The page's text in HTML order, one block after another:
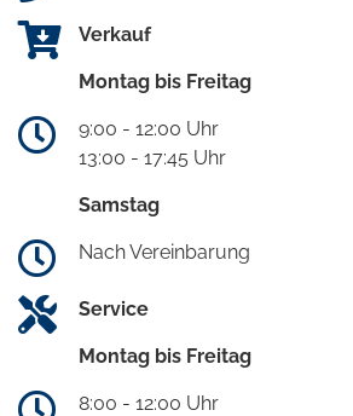
Verkauf
Montag bis Freitag
9:00 - 12:00 Uhr
13:00 - 17:45 Uhr
Samstag
Nach Vereinbarung
Service
Montag bis Freitag
8:00 - 12:00 Uhr